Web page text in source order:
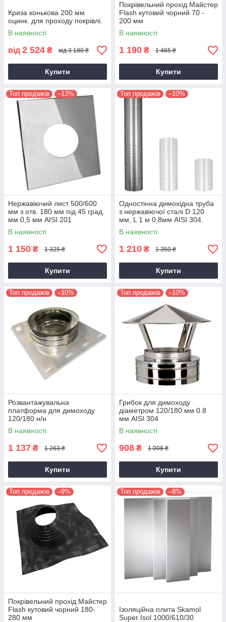
Криза конькова 200 мм
оцинк. для проходу покрівлі.
В наявності
від 2 524 ₴ від 3 180 ₴
Купити
Покрівельний прохід Майстер
Flash кутовий чорний 70 -
200 мм
В наявності
1 190 ₴ 1 465 ₴
Купити
Топ продажів –13%
Нержавіючий лист 500/600
мм з отв. 180 мм під 45 град.
мм 0,5 мм AISI 201
глянсовий
В наявності
1 150 ₴ 1 325 ₴
Купити
Топ продажів –10%
Одностінна димохідна труба
з нержавіючої сталі D 120
мм, L 1 м 0,8мм AISI 304.
В наявності
1 210 ₴ 1 350 ₴
Купити
Топ продажів –10%
Розвантажувальна
платформа для димоходу
120/180 н/н
В наявності
1 137 ₴ 1 263 ₴
Купити
Топ продажів –10%
Грибок для димоходу
діаметром 120/180 мм 0.8
мм AISI 304
В наявності
908 ₴ 1 008 ₴
Купити
Топ продажів –9%
Покрівельний прохід Майстер
Flash кутовий чорний 180-
280 мм
Топ продажів –8%
Ізоляційна плита Skamol
Super Isol 1000/610/30